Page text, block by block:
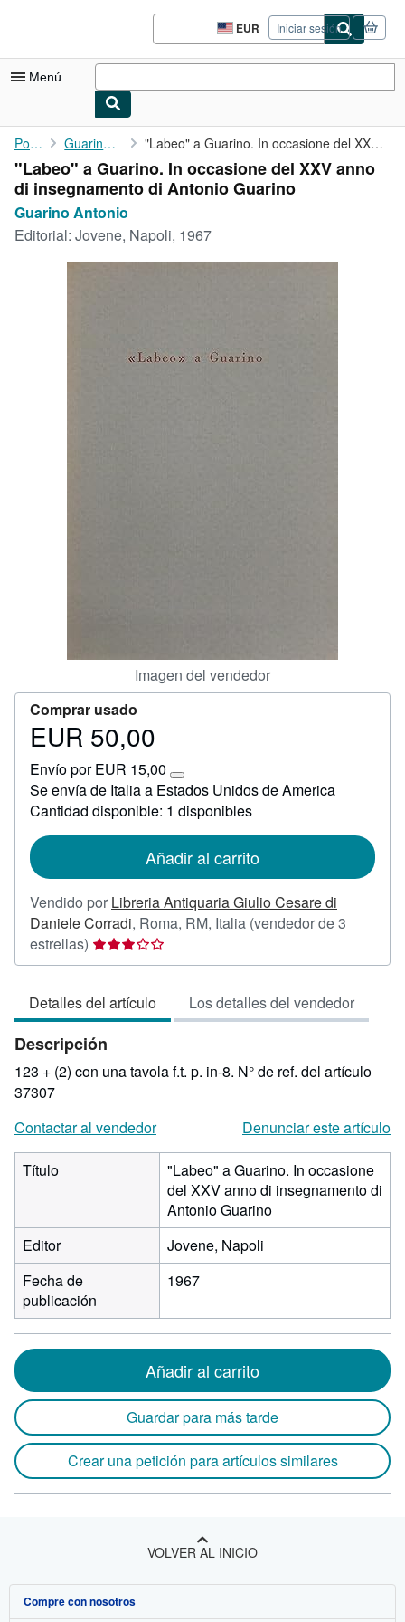
Pasar al contenido principal
EUR
Preferencias
de
del
Iniciar sesión
Menú
Mi cuenta
Consultar mis pedidos
Búsqueda avanzada
Colecciones
Libros antiguos
Comenzar a vender
Portada Guarino Antonio "Labeo" a Guarino. In occasione del XXV anno di insegnamento di ...
"Labeo" a Guarino. In occasione del XXV anno
di insegnamento di Antonio Guarino
Guarino Antonio
Editorial: Jovene, Napoli, 1967
Imagen del vendedor
Comprar usado
Precio
50,00
EUR 50,00
Envío por EUR 15,00
Más
información
sobre
tarifas
envío
Se envía de Italia a Estados Unidos de America
Cantidad disponible: 1 disponibles
Añadir al carrito
Vendido por Libreria Antiquaria Giulio Cesare di
Daniele Corradi, Roma, RM, Italia (vendedor de 3
estrellas) Calificación
del
3
de
5
estrellas
Detalles del artículo Los detalles del vendedor
Descripción
123 + (2) con una tavola f.t. p. in-8. N° de ref. del artículo
37307
Contactar al vendedor
Denunciar este artículo
Título
"Labeo" a Guarino. In occasione
del XXV anno di insegnamento di
Antonio Guarino
Editor
Jovene, Napoli
Fecha de
publicación
1967
Añadir al carrito
Guardar para más tarde
Crear una petición para artículos similares
VOLVER AL INICIO
Compre con nosotros